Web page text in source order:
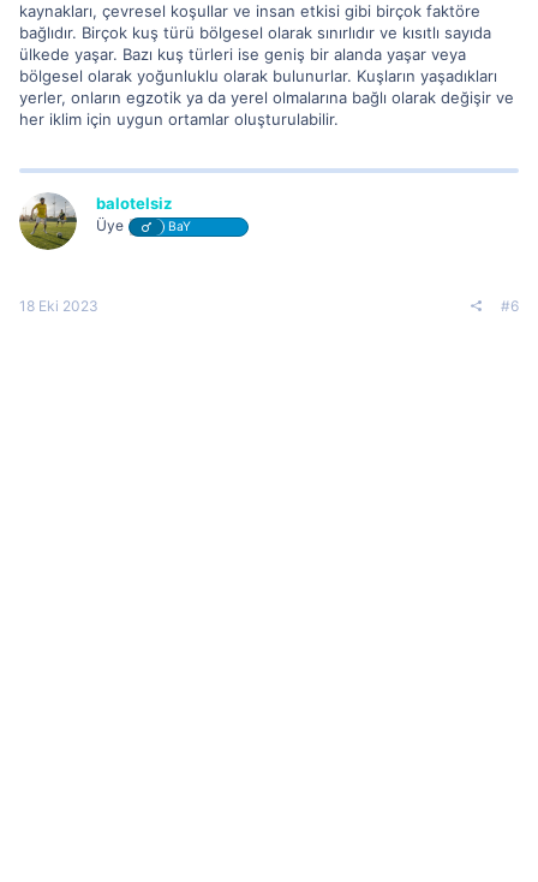
kaynakları, çevresel koşullar ve insan etkisi gibi birçok faktöre
bağlıdır. Birçok kuş türü bölgesel olarak sınırlıdır ve kısıtlı sayıda
ülkede yaşar. Bazı kuş türleri ise geniş bir alanda yaşar veya
bölgesel olarak yoğunluklu olarak bulunurlar. Kuşların yaşadıkları
yerler, onların egzotik ya da yerel olmalarına bağlı olarak değişir ve
her iklim için uygun ortamlar oluşturulabilir.
balotelsiz
Üye BaY
18 Eki 2023 #6